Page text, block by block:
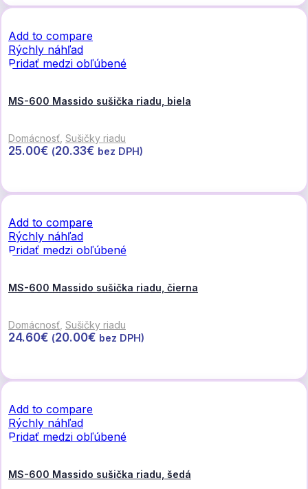
Add to compare
Rýchly náhľad
Pridať medzi obľúbené
MS-600 Massido sušička riadu, biela
Domácnosť Sušičky riadu
25.00€ (20.33€ bez DPH)
Add to compare
Rýchly náhľad
Pridať medzi obľúbené
MS-600 Massido sušička riadu, čierna
Domácnosť Sušičky riadu
24.60€ (20.00€ bez DPH)
Add to compare
Rýchly náhľad
Pridať medzi obľúbené
MS-600 Massido sušička riadu, šedá